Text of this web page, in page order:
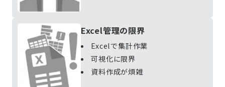
Excel管理の限界
Excelで集計作業
可視化に限界
資料作成が煩雑